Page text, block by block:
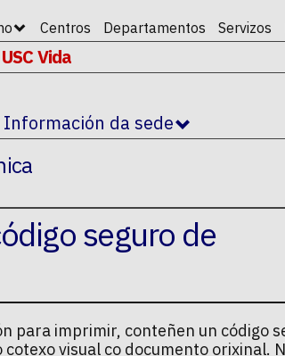
Centros Departamentos Servizos
USC Vida
Información da sede
seguro de
para imprimir, conteñen un código
visual co documento orixinal.